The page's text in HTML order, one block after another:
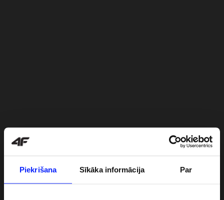
Piekrišana Sīkāka informācija Par